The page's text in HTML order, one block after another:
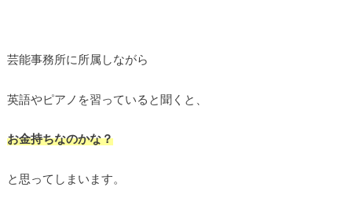
芸能事務所に所属しながら
英語やピアノを習っていると聞くと、
お金持ちなのかな？
と思ってしまいます。